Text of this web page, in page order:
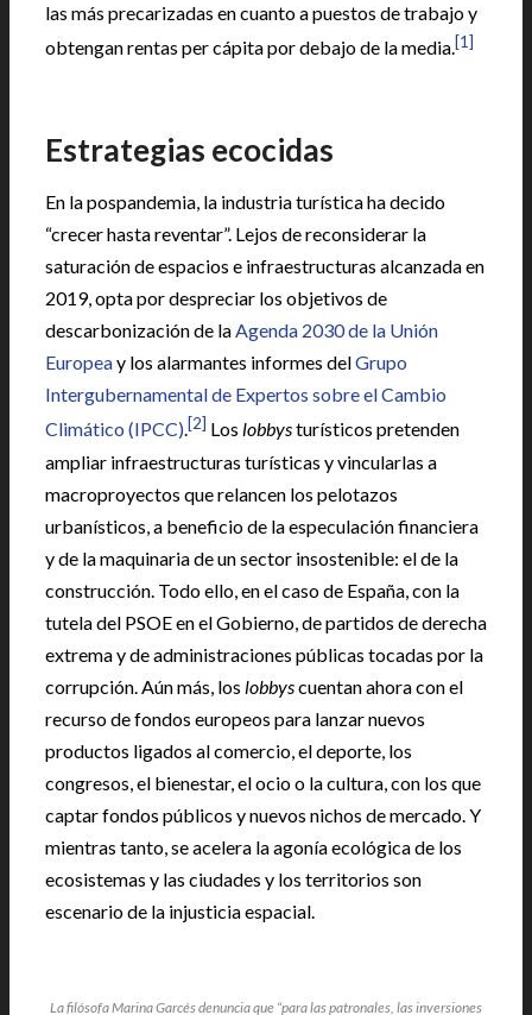
las más precarizadas en cuanto a puestos de trabajo y
obtengan rentas per cápita por debajo de la media.[1]
Estrategias ecocidas
En la pospandemia, la industria turística ha decido
“crecer hasta reventar”. Lejos de reconsiderar la
saturación de espacios e infraestructuras alcanzada en
2019, opta por despreciar los objetivos de
descarbonización de laAgenda 2030 de la Unión
Europeay los alarmantes informes delGrupo
Intergubernamental de Expertos sobre el Cambio
Climático (IPCC).[2] Los lobbysturísticos pretenden
ampliar infraestructuras turísticas y vincularlas a
macroproyectos que relancen los pelotazos
urbanísticos, a beneficio de la especulación financiera
y de la maquinaria de un sector insostenible: el de la
construcción. Todo ello, en el caso de España, con la
tutela del PSOE en el Gobierno, de partidos de derecha
extrema y de administraciones públicas tocadas por la
corrupción. Aún más, los lobbyscuentan ahora con el
recurso de fondos europeos para lanzar nuevos
productos ligados al comercio, el deporte, los
congresos, el bienestar, el ocio o la cultura, con los que
captar fondos públicos y nuevos nichos de mercado. Y
mientras tanto, se acelera la agonía ecológica de los
ecosistemas y las ciudades y los territorios son
escenario de la injusticia espacial.
La filósofa Marina Garcés denuncia que “para las patronales, las inversiones